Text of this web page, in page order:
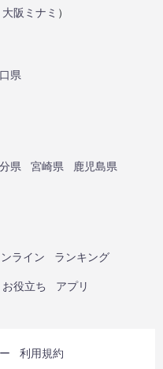
大阪ミナミ ）
県
県 宮崎県
鹿児島県
ライン ランキング
お役立ち アプリ
利用規約